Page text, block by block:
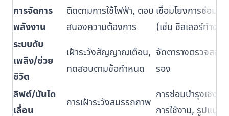
การจัดการ
พลังงาน
ติดตามการใช้ไฟฟ้า, ตอบ
สนองความต้องการ
เชื่อมโยงการซ่อม
(เช่น ชิลเลอร์ทำงา
ระบบดับ
เพลิง/ช่วย
ชีวิต
เฝ้าระวังสัญญาณเตือน,
ทดสอบตามข้อกำหนด
จัดตารางตรวจสอบ
รอง
ลิฟต์/บันได
เลื่อน
การเฝ้าระวังสมรรถภาพ
การซ่อมบำรุงเชิง
การใช้งาน, รูปแบบ